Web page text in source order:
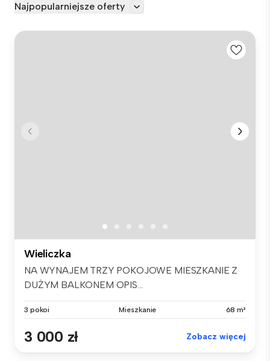
Najpopularniejsze oferty
Wieliczka
NA WYNAJEM TRZY POKOJOWE MIESZKANIE Z
DUŻYM BALKONEM OPIS...
3 pokoi Mieszkanie 68 m²
3 000 zł Zobacz więcej